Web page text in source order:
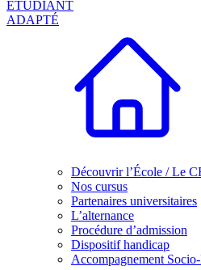
ÉTUDIANT
ADAPTÉ
Découvrir l’École / Le
Nos cursus
Partenaires universitaires
L’alternance
Procédure d’admission
Dispositif handicap
Accompagnement